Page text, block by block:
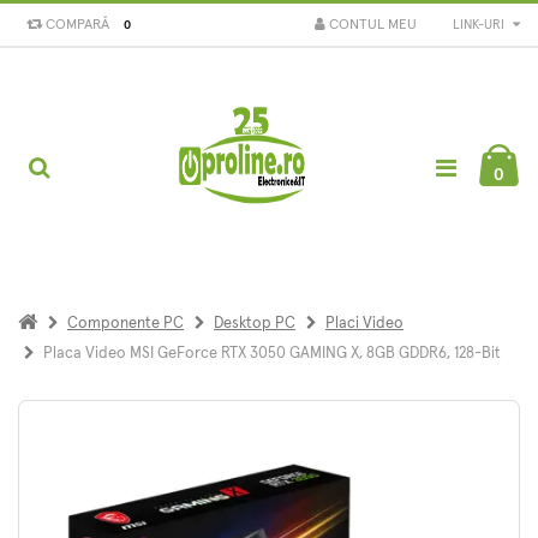
COMPARĂ 0 LINK-URI
CONTUL MEU
0
Componente PC Desktop PC
Placi Video
Placa Video MSI GeForce RTX 3050 GAMING X, 8GB GDDR6, 128-Bit